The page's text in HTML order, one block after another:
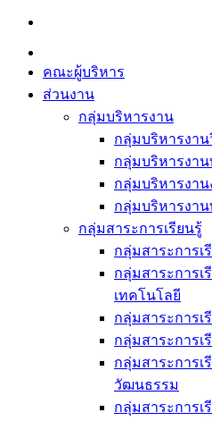
Skip
content
คณะผู้บริหาร
ส่วนงาน
กลุ่มบริหารงาน
กลุ่มบริหารงาน
กลุ่มบริหารงา
กลุ่มบริหารงา
กลุ่มบริหารงาน
กลุ่มสาระการเรียนรู้
กลุ่มสาระการ
กลุ่มสาระการเ
เทคโนโลยี
กลุ่มสาระการเ
กลุ่มสาระการเ
กลุ่มสาระการเ
วัฒนธรรม
กลุ่มสาระการเ